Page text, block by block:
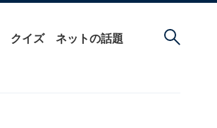
クイズ ネットの話題